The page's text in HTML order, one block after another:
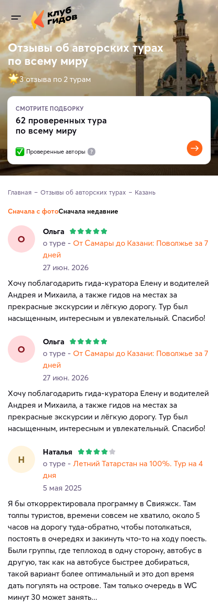
Главная Отзывы об авторских турах Казань
Отзывы об авторских турах
по всему миру
3 отзыва по 2 турам
СМОТРИТЕ ПОДБОРКУ
62 проверенных тура
по всему миру
Проверенные авторы
Сначала с фотоСначала недавние
О
Ольга
о туре - От Самары до Казани: Поволжье за 7
дней
27 июн. 2026
Хочу поблагодарить гида-куратора Елену и водителей
Андрея и Михаила, а также гидов на местах за
прекрасные экскурсии и лёгкую дорогу. Тур был
насыщенным, интересным и увлекательный. Спасибо!
О
Ольга
о туре - От Самары до Казани: Поволжье за 7
дней
27 июн. 2026
Хочу поблагодарить гида-куратора Елену и водителей
Андрея и Михаила, а также гидов на местах за
прекрасные экскурсии и лёгкую дорогу. Тур был
насыщенным, интересным и увлекательный. Спасибо!
Н
Наталья
о туре - Летний Татарстан на 100%. Тур на 4
дня
5 мая 2025
Я бы откорректировала программу в Свияжск. Там
толпы туристов, времени совсем не хватило, около 5
часов на дорогу туда-обратно, чтобы потолкаться,
постоять в очередях и закинуть что-то на ходу поесть.
Были группы, где теплоход в одну сторону, автобус в
другую, так как на автобусе быстрее добираться,
такой вариант более оптимальный и это доп время
дать погулять на острове. Там только очередь в WC
минут 30 может занять...